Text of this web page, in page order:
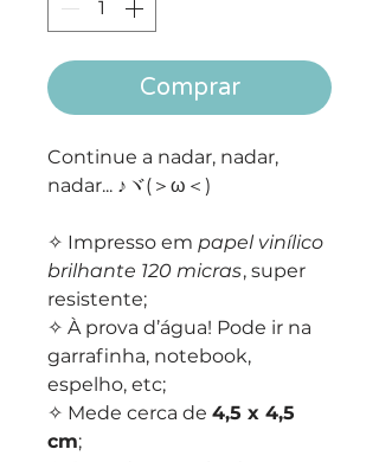
Comprar
Continue a nadar, nadar,
nadar... ♪ヾ(＞ω＜)ゞ
✧ Impresso em papel vinílico
brilhante 120 micras, super
resistente;
✧ À prova d’água! Pode ir na
garrafinha, notebook,
espelho, etc;
✧ Mede cerca de 4,5 x 4,5
cm;